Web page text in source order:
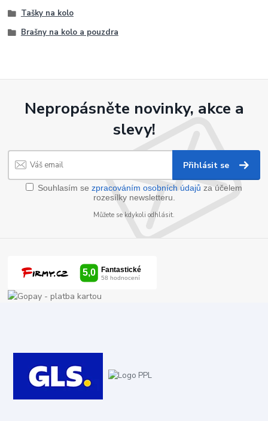
Tašky na kolo
Brašny na kolo a pouzdra
Nepropásněte novinky, akce a
slevy!
Přihlásit se
Souhlasím se zpracováním osobních údajů za účelem
rozesílky newsletteru.
Můžete se kdykoli odhlásit.